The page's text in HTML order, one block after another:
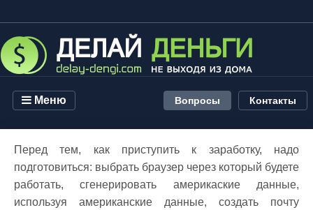
Вопросы Контакты
Меню
Перед тем, как приступить к заработку, надо
подготовиться: выбрать браузер через который будете
работать, сгенерировать америкаские данные,
используя американские данные, создать почту